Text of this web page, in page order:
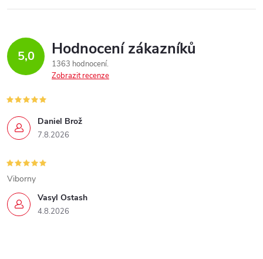
5,0 Hodnocení zákazníků
1363 hodnocení
Zobrazit recenze
Daniel Brož
7.8.2026
Vasyl Ostash
4.8.2026
Viborny